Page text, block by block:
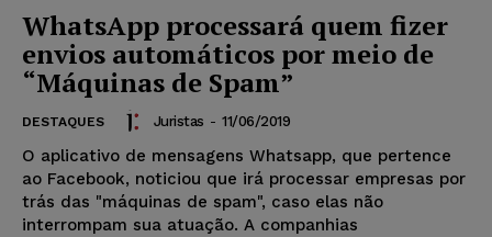
WhatsApp processará quem fizer
envios automáticos por meio de
“Máquinas de Spam”
DESTAQUES Juristas - 11/06/2019
O aplicativo de mensagens Whatsapp, que pertence
ao Facebook, noticiou que irá processar empresas por
trás das "máquinas de spam", caso elas não
interrompam sua atuação. A companhias